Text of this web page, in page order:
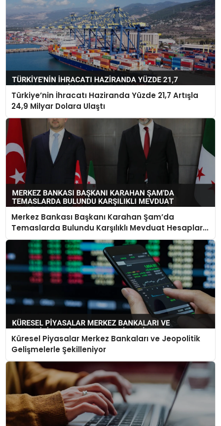
Türkiye’nin İhracatı Haziranda Yüzde 21,7 Artışla
24,9 Milyar Dolara Ulaştı
Merkez Bankası Başkanı Karahan Şam’da
Temaslarda Bulundu Karşılıklı Mevduat Hesapları
Açılacak
Küresel Piyasalar Merkez Bankaları ve Jeopolitik
Gelişmelerle Şekilleniyor